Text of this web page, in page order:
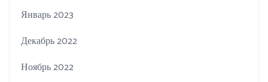
Январь 2023
Декабрь 2022
Ноябрь 2022